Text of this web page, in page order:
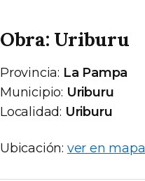
Obra: Uriburu
Provincia: La Pampa
Municipio: Uriburu
Localidad: Uriburu
Ubicación: ver en mapa